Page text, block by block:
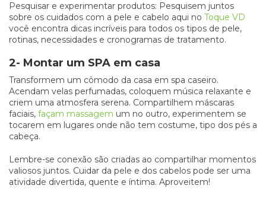
Pesquisar e experimentar produtos: Pesquisem juntos
sobre os cuidados com a pele e cabelo aqui no Toque VD
você encontra dicas incríveis para todos os tipos de pele,
rotinas, necessidades e cronogramas de tratamento.
2- Montar um SPA em casa
Transformem um cômodo da casa em spa caseiro.
Acendam velas perfumadas, coloquem música relaxante e
criem uma atmosfera serena. Compartilhem máscaras
faciais, façam massagem um no outro, experimentem se
tocarem em lugares onde não tem costume, tipo dos pés a
cabeça.
Lembre-se conexão são criadas ao compartilhar momentos
valiosos juntos. Cuidar da pele e dos cabelos pode ser uma
atividade divertida, quente e íntima. Aproveitem!